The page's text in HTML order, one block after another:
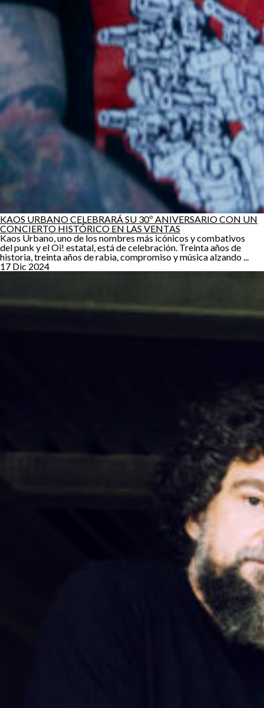
KAOS URBANO CELEBRARÁ SU 30º ANIVERSARIO CON UN
CONCIERTO HISTÓRICO EN LAS VENTAS
Kaos Urbano, uno de los nombres más icónicos y combativos
del punk y el Oi! estatal, está de celebración. Treinta años de
historia, treinta años de rabia, compromiso y música alzando ...
17 Dic 2024